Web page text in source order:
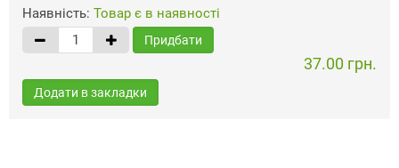
Наявність: Товар є в наявності
Придбати
37.00 грн.
Додати в закладки